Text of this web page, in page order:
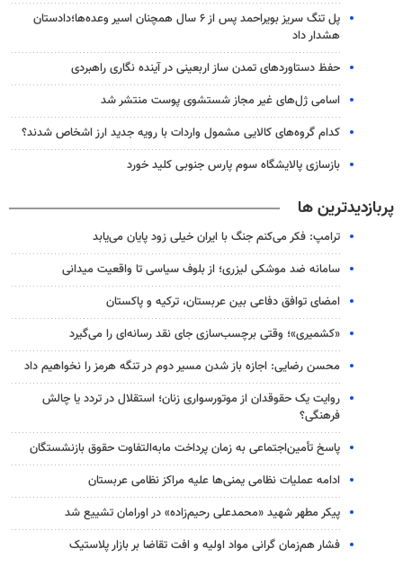
پل تنگ سریز بویراحمد پس از ۶ سال همچنان اسیر وعده‌ها؛دادستان
هشدار داد
حفظ دستاوردهای تمدن ساز اربعینی در آینده نگاری راهبردی
اسامی ژل‌های غیر مجاز شستشوی پوست منتشر شد
کدام گروه‌های کالایی مشمول واردات با رویه جدید ارز اشخاص شدند؟
بازسازی پالایشگاه سوم پارس جنوبی کلید خورد
پربازدیدترین ها
ترامپ: فکر می‌کنم جنگ با ایران خیلی زود پایان می‌یابد
سامانه ضد موشکی لیزری؛ از بلوف سیاسی تا واقعیت میدانی
امضای توافق دفاعی بین عربستان، ترکیه و پاکستان
«کشمیری»؛ وقتی برچسب‌سازی جای نقد رسانه‌ای را می‌گیرد
محسن رضایی: اجازه باز شدن مسیر دوم در تنگه هرمز را نخواهیم داد
روایت یک حقوقدان از موتورسواری زنان؛ استقلال در تردد یا چالش
فرهنگی؟
پاسخ تأمین‌اجتماعی به زمان پرداخت مابه‌التفاوت حقوق بازنشستگان
ادامه عملیات نظامی یمنی‌ها علیه مراکز نظامی عربستان
پیکر مطهر شهید «محمدعلی رحیم‌زاده» در اورامان تشییع شد
فشار هم‌زمان گرانی مواد اولیه و افت تقاضا بر بازار پلاستیک